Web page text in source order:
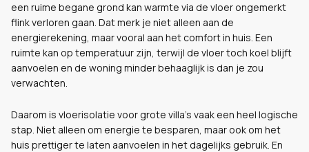
een ruime begane grond kan warmte via de vloer ongemerkt
flink verloren gaan. Dat merk je niet alleen aan de
energierekening, maar vooral aan het comfort in huis. Een
ruimte kan op temperatuur zijn, terwijl de vloer toch koel blijft
aanvoelen en de woning minder behaaglijk is dan je zou
verwachten.
Daarom is vloerisolatie voor grote villa’s vaak een heel logische
stap. Niet alleen om energie te besparen, maar ook om het
huis prettiger te laten aanvoelen in het dagelijks gebruik. En